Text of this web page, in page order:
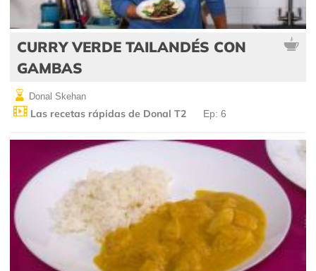
CURRY VERDE TAILANDÉS CON
GAMBAS
Donal Skehan
Las recetas rápidas de Donal T2 Ep: 6